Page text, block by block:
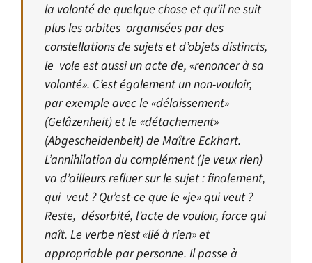
la volonté de quelque chose et qu’il ne suit
plus les orbites organisées par des
constellations de sujets et d’objets distincts,
le vole est aussi un acte de, «renoncer à sa
volonté». C’est également un non-vouloir,
par exemple avec le «délaissement»
(Gelâzenheit) et le «détachement»
(Abgescheidenbeit) de Maître Eckhart.
L’annihilation du complément (je veux rien)
va d’ailleurs refluer sur le sujet : finalement,
qui veut ? Qu’est-ce que le «je» qui veut ?
Reste, désorbité, l’acte de vouloir, force qui
naît. Le verbe n’est «lié à rien» et
appropriable par personne. Il passe à